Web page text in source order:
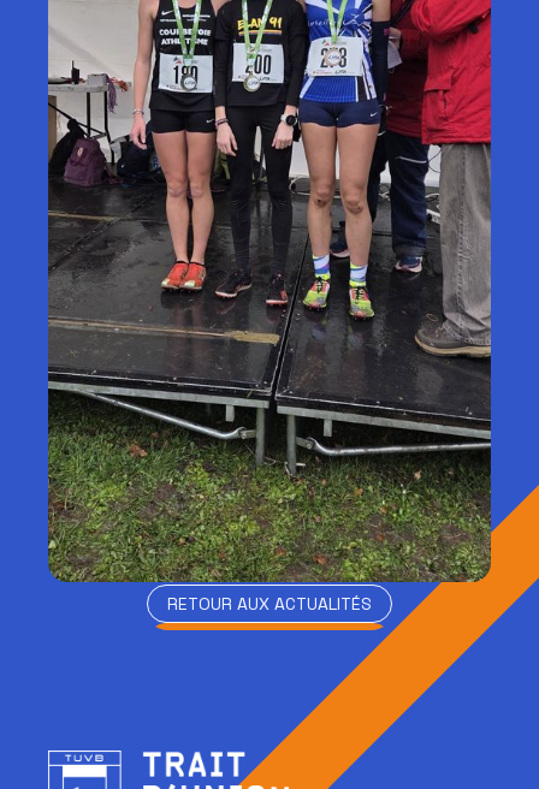
RETOUR AUX ACTUALITÉS